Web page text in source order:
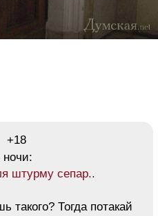
+18
штурму сепар..
такого? Тогда потакай